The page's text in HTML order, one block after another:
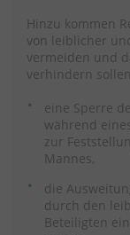
Hinzu kommen
von leiblicher
vermeiden und
verhindern sollen:
eine Sperre
während
zur
Mannes,
die
durch den
Beteiligten